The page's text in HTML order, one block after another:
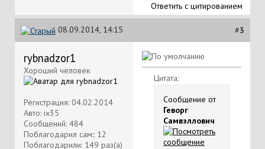
Ответить с цитированием
08.09.2014, 14:15 #3
rybnadzor1
Хороший человек
Регистрация: 04.02.2014
Авто: ix35
Сообщений: 484
Поблагодарил сам:: 12
Поблагодарили: 149 раз(а)
Цитата:
Сообщение от
Геворг
Самвэллович